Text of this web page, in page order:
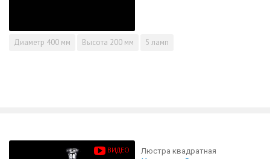
Диаметр 400 мм Высота 200 мм 5 ламп
ВИДЕО Люстра квадратная